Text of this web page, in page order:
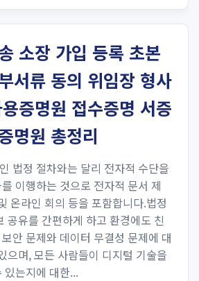
소장 가입 등록 초본
서류 동의 위임장 형사
증명원 접수증명 서증
명원 총정리
법정 절차와는 달리 전자적 수단을
이행하는 것으로 전자적 문서 제
온라인 회의 등을 포함합니다.법정
공유를 간편하게 하고 환경에도 친
안 문제와 데이터 무결성 문제에 대
으며, 모든 사람들이 디지털 기술을
있는지에 대한...